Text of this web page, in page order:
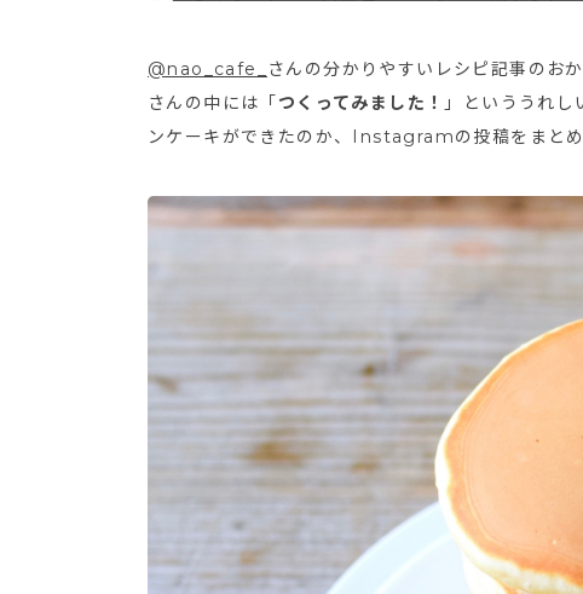
@nao_cafe_
さんの分かりやすいレシピ記事のお
さんの中には「つくってみました！ 」といううれ
ンケーキができたのか、Instagramの投稿をまとめ